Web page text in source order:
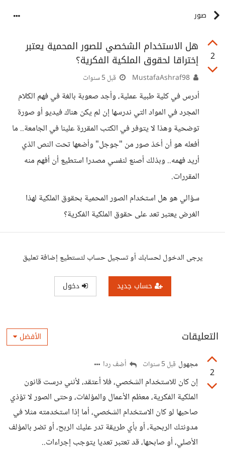
صور
2
هل الاستخدام الشخصي للصور المحمية يعتبر
إختراقا لحقوق الملكية الفكرية؟
قبل 5 سنوات
أدرس في كلية طبية عملية، وأجد صعوبة بالغة في فهم الكلام
المجرد في المواد التي ندرسها إن لم يكن هناك فيديو أو صورة
توضحية وهذا لا يتوفر في الكتب المقررة علينا في الجامعة.. ما
أفعله هو أن أخذ صور من "جوجل" وأضعها تحت النص الذي
أريد فهمه.. وبذلك أصنع لنفسي مصدرا استطيع أن أفهم منه
المقررات.
سؤالي هو هل استخدام الصور المحمية بحقوق الملكية لهذا
الغرض يعتبر تعد على حقوق الملكية الفكرية؟
يرجى الدخول لحسابك أو تسجيل حساب لتستطيع إضافة تعليق
حساب جديد دخول
التعليقات الأفضل
2
مجهول قبل 5 سنوات أضف ردا
إن كان للاستخدام الشخصي، فلا أعتقد، لأنني درست قانون
الملكية الفكرية، معظم الأعمال والمؤلفات، وحتى الصور لا تؤذي
صاحبها لو كان الاستخدام الشخصي، أما إذا استخدمته مثلا في
مدونتك الربحية، أو بأي طريقة تدر عليك الربح، أو تضر بالمؤلف
الأصلي، أو صابحها، قد تعتبر تعديا يتوجب إجراءات..